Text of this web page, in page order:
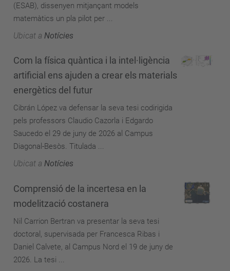
(ESAB), dissenyen mitjançant models
matemàtics un pla pilot per ...
Ubicat a Notícies
Com la física quàntica i la intel·ligència
artificial ens ajuden a crear els materials
energètics del futur
Cibrán López va defensar la seva tesi codirigida
pels professors Claudio Cazorla i Edgardo
Saucedo el 29 de juny de 2026 al Campus
Diagonal-Besòs. Titulada ...
Ubicat a Notícies
Comprensió de la incertesa en la
modelització costanera
Nil Carrion Bertran va presentar la seva tesi
doctoral, supervisada per Francesca Ribas i
Daniel Calvete, al Campus Nord el 19 de juny de
2026. La tesi ...